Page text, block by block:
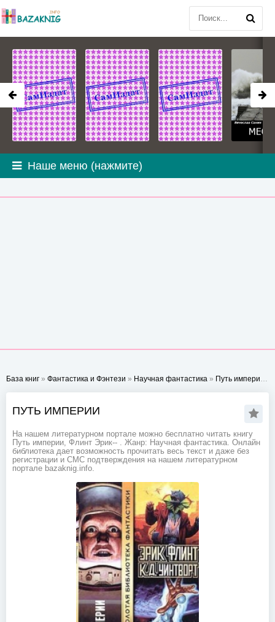
Наше меню (нажмите)
База книг » Фантастика и Фэнтези » Научная фантастика » Путь империи -
ПУТЬ ИМПЕРИИ
На нашем литературном портале можно бесплатно читать книгу
Путь империи, Флинт Эрик-- . Жанр: Научная фантастика. Онлайн
библиотека дает возможность прочитать весь текст и даже без
регистрации и СМС подтверждения на нашем литературном
портале bazaknig.info.